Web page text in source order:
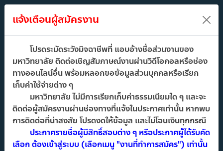
CMU HR
e-Recruitment
แจ้งเตือนผู้สมัครงาน
โปรดระมัดระวังมิจฉาชีพที่ แอบอ้างชื่อส่วนงานของ
มหาวิทยาลัย ติดต่อเชิญสัมภาษณ์งานผ่านวิดีโอคอลหรือช่อง
ทางออนไลน์อื่น พร้อมหลอกขอข้อมูลส่วนบุคคลหรือเรียก
เก็บค่าใช้จ่ายต่าง ๆ
มหาวิทยาลัย ไม่มีการเรียกเก็บค่าธรรมเนียมใด ๆ และจะ
ติดต่อผู้สมัครงานผ่านช่องทางที่แจ้งในประกาศเท่านั้น หากพบ
การติดต่อที่น่าสงสัย โปรดงดให้ข้อมูล และไม่โอนเงินทุกกรณี
ประกาศรายชื่อผู้มีสิทธิ์สอบต่าง ๆ หรือประกาศผู้ได้รับคัด
เลือก ต้องเข้าสู่ระบบ (เลือกเมนู "งานที่ทำการสมัคร") เท่านั้น